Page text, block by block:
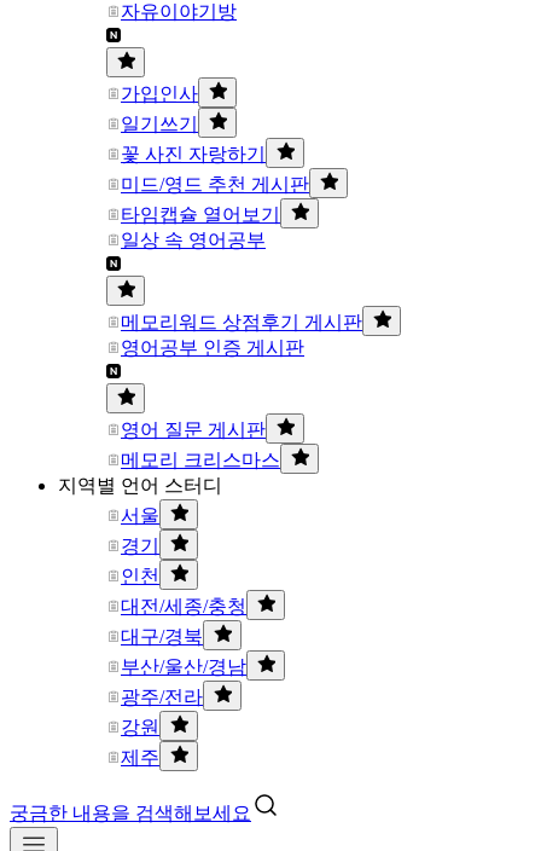
자유이야기방
가입인사
일기쓰기
꽃 사진 자랑하기
미드/영드 추천 게시판
타임캡슐 열어보기
일상 속 영어공부
메모리워드 상점후기 게시판
영어공부 인증 게시판
영어 질문 게시판
메모리 크리스마스
지역별 언어 스터디
서울
경기
인천
대전/세종/충청
대구/경북
부산/울산/경남
광주/전라
강원
제주
궁금한 내용을 검색해보세요